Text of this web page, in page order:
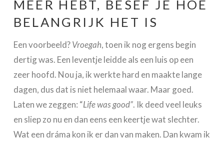
MEER HEBT, BESEF JE HOE
BELANGRIJK HET IS
Een voorbeeld?Vroegah, toen ik nog ergens begin
dertig was. Een leventje leidde als een luis op een
zeer hoofd. Nou ja, ik werkte hard en maakte lange
dagen, dus dat is niet helemaal waar. Maar goed.
Laten we zeggen: “Life was good”. Ik deed veel leuks
en sliep zo nu en dan eens een keertje wat slechter.
Wat een dráma kon ik er dan van maken. Dan kwam ik